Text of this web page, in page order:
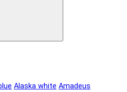
Alaska white Amadeus